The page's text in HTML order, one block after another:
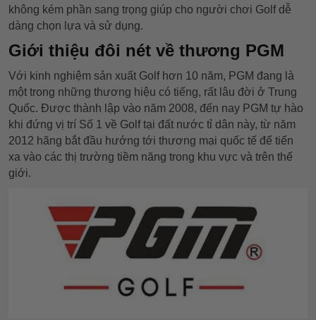
không kém phần sang trọng giúp cho người chơi Golf dễ
dàng chọn lựa và sử dụng.
Giới thiệu đôi nét về thương PGM
Với kinh nghiệm sản xuất Golf hơn 10 năm, PGM đang là
một trong những thương hiệu có tiếng, rất lâu đời ở Trung
Quốc. Được thành lập vào năm 2008, đến nay PGM tự hào
khi đứng vị trí Số 1 về Golf tại đất nước tỉ dân này, từ năm
2012 hãng bắt đầu hướng tới thương mại quốc tế để tiến
xa vào các thị trường tiềm năng trong khu vực và trên thế
giới.